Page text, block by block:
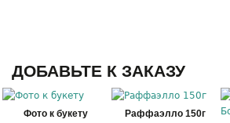
ДОБАВЬТЕ К ЗАКАЗУ
Фото к букету Раффаэлло 150г